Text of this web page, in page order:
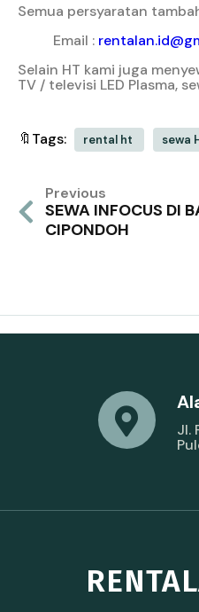
Semua persyaratan
Email :
Selain HT kami juga
TV / televisi LED Plasma,
🔖Tags: rental ht sewa
Previous
SEWA INFOCUS DI
CIPONDOH
Jl.